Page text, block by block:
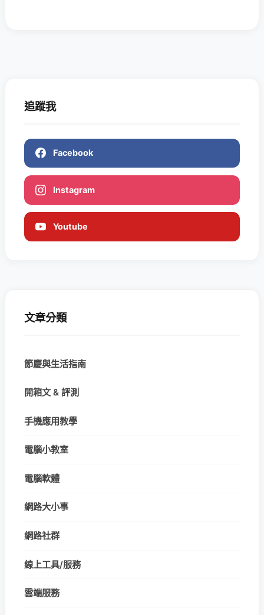
追蹤我
Facebook
Instagram
Youtube
文章分類
節慶與生活指南
開箱文 & 評測
手機應用教學
電腦小教室
電腦軟體
網路大小事
網路社群
線上工具/服務
雲端服務